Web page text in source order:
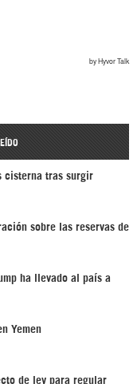
cisterna tras surgir
sobre las reservas de
ha llevado al país a
Yemen
de ley para regular